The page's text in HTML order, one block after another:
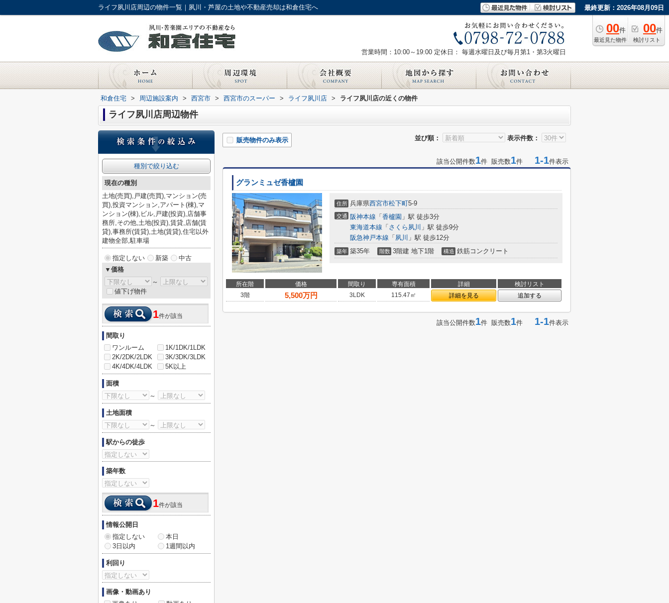
ライフ夙川店周辺の物件一覧｜夙川・芦屋の土地や不動産売却は和倉住宅へ 最終更新：2026年08月09日
00件
最近見た物件
00件
検討リスト
営業時間：10:00～19:00 定休日： 毎週水曜日及び毎月第1・第3火曜日
和倉住宅 > 周辺施設案内 > 西宮市 > 西宮市のスーパー > ライフ夙川店 > ライフ夙川店の近くの物件
ライフ夙川店周辺物件
並び順： 表示件数：
販売物件のみ表示
該当公開件数1件 販売数1件 1-1件表示
グランミュゼ香櫨園
住所 兵庫県西宮市松下町5-9
交通 阪神本線 「 香櫨園 」駅 徒歩3分
東海道本線 「 さくら夙川 」駅 徒歩9分
阪急神戸本線 「 夙川 」駅 徒歩12分
築年 築35年 階数 3階建 地下1階 構造 鉄筋コンクリート
所在階 価格 間取り 専有面積 詳細
検討リスト
3階
5,500万円 3LDK 115.47㎡ 詳細を見る 追加する
該当公開件数1件 販売数1件 1-1件表示
種別で絞り込む
現在の種別
土地(売買),戸建(売買),マンション(売
買),投資マンション,アパート(棟),マ
ンション(棟),ビル,戸建(投資),店舗事
務所,その他,土地(投資),賃貸,店舗(賃
貸),事務所(賃貸),土地(賃貸),住宅以外
建物全部,駐車場
指定しない 新築
中古
▼価格
～
値下げ物件
1件が該当
間取り
ワンルーム
1K/1DK/1LDK
2K/2DK/2LDK
3K/3DK/3LDK
4K/4DK/4LDK
5K以上
面積
～
土地面積
～
駅からの徒歩
築年数
1件が該当
情報公開日
指定しない
本日
3日以内
1週間以内
利回り
画像・動画あり